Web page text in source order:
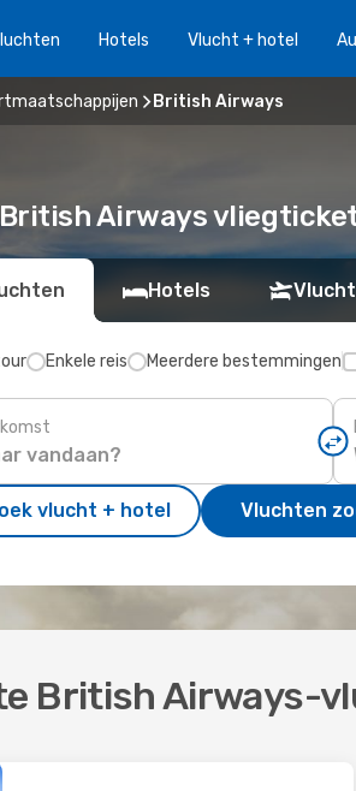
Hotels Vlucht + hotel
British Airways
Airways
Hotels
Enkele reis Meerdere bestemmingen
vlucht + hotel Vluchten
British Airways-